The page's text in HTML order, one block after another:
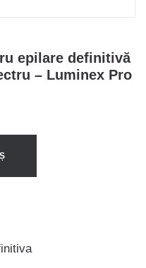
epilare definitivă
– Luminex Pro